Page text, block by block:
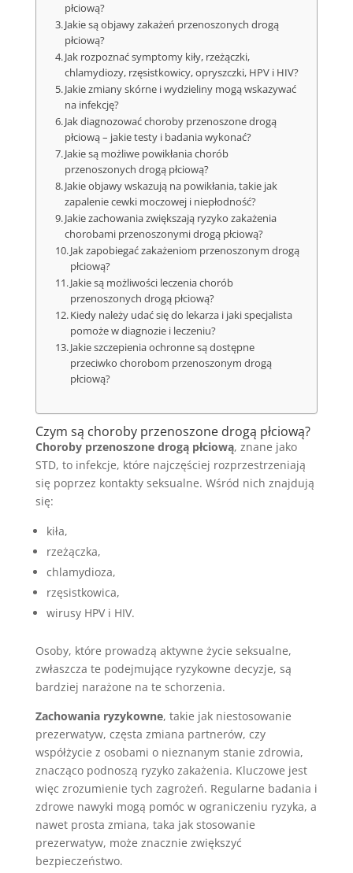
płciową?
Jakie są objawy zakażeń przenoszonych drogą
płciową?
Jak rozpoznać symptomy kiły, rzeżączki,
chlamydiozy, rzęsistkowicy, opryszczki, HPV i HIV?
Jakie zmiany skórne i wydzieliny mogą wskazywać
na infekcję?
Jak diagnozować choroby przenoszone drogą
płciową – jakie testy i badania wykonać?
Jakie są możliwe powikłania chorób
przenoszonych drogą płciową?
Jakie objawy wskazują na powikłania, takie jak
zapalenie cewki moczowej i niepłodność?
Jakie zachowania zwiększają ryzyko zakażenia
chorobami przenoszonymi drogą płciową?
Jak zapobiegać zakażeniom przenoszonym drogą
płciową?
Jakie są możliwości leczenia chorób
przenoszonych drogą płciową?
Kiedy należy udać się do lekarza i jaki specjalista
pomoże w diagnozie i leczeniu?
Jakie szczepienia ochronne są dostępne
przeciwko chorobom przenoszonym drogą
płciową?
Czym są choroby przenoszone drogą płciową?
Choroby przenoszone drogą płciową, znane jako
STD, to infekcje, które najczęściej rozprzestrzeniają
się poprzez kontakty seksualne. Wśród nich znajdują
się:
kiła,
rzeżączka,
chlamydioza,
rzęsistkowica,
wirusy HPV i HIV.
Osoby, które prowadzą aktywne życie seksualne,
zwłaszcza te podejmujące ryzykowne decyzje, są
bardziej narażone na te schorzenia.
Zachowania ryzykowne, takie jak niestosowanie
prezerwatyw, częsta zmiana partnerów, czy
współżycie z osobami o nieznanym stanie zdrowia,
znacząco podnoszą ryzyko zakażenia. Kluczowe jest
więc zrozumienie tych zagrożeń. Regularne badania i
zdrowe nawyki mogą pomóc w ograniczeniu ryzyka, a
nawet prosta zmiana, taka jak stosowanie
prezerwatyw, może znacznie zwiększyć
bezpieczeństwo.